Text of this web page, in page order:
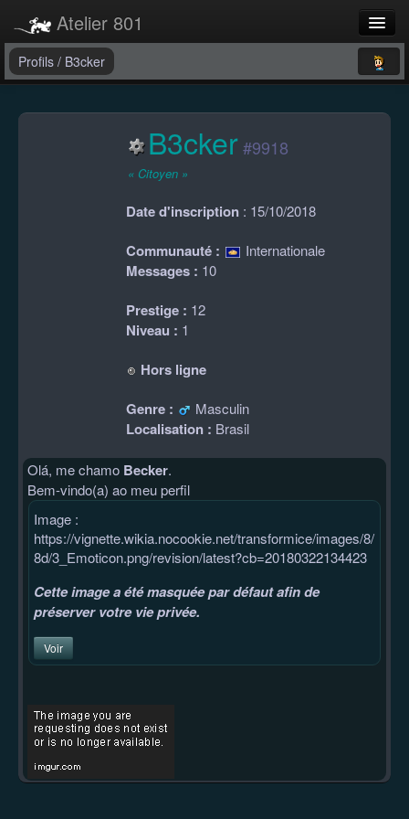
Atelier 801
Forums
Profils / B3cker
B3cker#9918
« Citoyen »
Date d'inscription : 15/10/2018
Communauté : Internationale
Messages : 10
Prestige : 12
Niveau : 1
Hors ligne
Genre :
Masculin
Localisation : Brasil
Olá, me chamo Becker.
Bem-vindo(a) ao meu perfil
Image :
https://vignette.wikia.nocookie.net/transformice/images/8/
8d/3_Emoticon.png/revision/latest?cb=20180322134423
Cette image a été masquée par défaut afin de
préserver votre vie privée.
Voir